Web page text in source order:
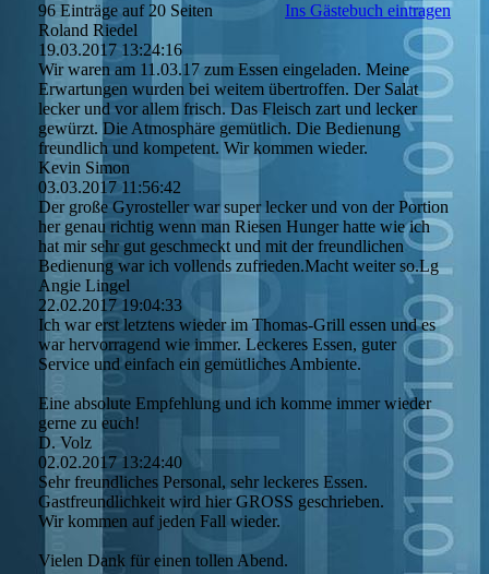
96 Einträge auf 20 Seiten
Ins Gästebuch eintragen
Roland Riedel
19.03.2017 13:24:16
Wir waren am 11.03.17 zum Essen eingeladen. Meine
Erwartungen wurden bei weitem übertroffen. Der Salat
lecker und vor allem frisch. Das Fleisch zart und lecker
gewürzt. Die Atmosphäre gemütlich. Die Bedienung
freundlich und kompetent. Wir kommen wieder.
Kevin Simon
03.03.2017 11:56:42
Der große Gyrosteller war super lecker und von der Portion
her genau richtig wenn man Riesen Hunger hatte wie ich
hat mir sehr gut geschmeckt und mit der freundlichen
Bedienung war ich vollends zufrieden.Macht weiter so.Lg
Angie Lingel
22.02.2017 19:04:33
Ich war erst letztens wieder im Thomas-Grill essen und es
war hervorragend wie immer. Leckeres Essen, guter
Service und einfach ein gemütliches Ambiente.
Eine absolute Empfehlung und ich komme immer wieder
gerne zu euch!
D. Volz
02.02.2017 13:24:40
Sehr freundliches Personal, sehr leckeres Essen.
Gastfreundlichkeit wird hier GROSS geschrieben.
Wir kommen auf jeden Fall wieder.
Vielen Dank für einen tollen Abend.